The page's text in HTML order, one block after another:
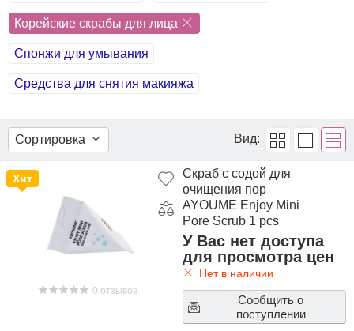
Корейские скрабы для лица
Спонжи для умывания
Средства для снятия макияжа
Сортировка Вид:
0 отзывов
Хит
Скраб с содой для
очищения пор
AYOUME Enjoy Mini
Pore Scrub 1 pcs
У Вас нет доступа
для просмотра цен
Нет в наличии
Сообщить о
поступлении